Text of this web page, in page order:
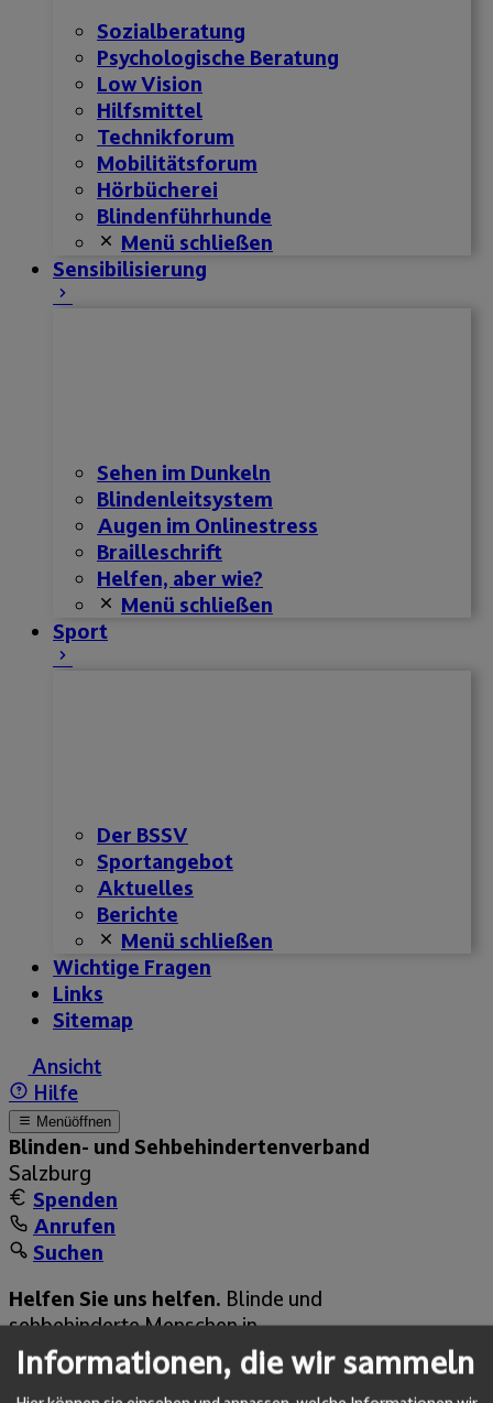
Informationen, die wir sammeln
Sozialberatung
Psychologische Beratung
Low Vision
Hilfsmittel
Technikforum
Mobilitätsforum
Hörbücherei
Blindenführhunde
Menü schließen
Sensibilisierung
Sehen im Dunkeln
Blindenleitsystem
Augen im Onlinestress
Brailleschrift
Helfen, aber wie?
Menü schließen
Sport
Der BSSV
Sportangebot
Aktuelles
Berichte
Menü schließen
Wichtige Fragen
Links
Sitemap
Ansicht
Hilfe
Menüöffnen
Blinden- und Sehbehinderten­­verband
Salzburg
Spenden
Anrufen
Suchen
Helfen Sie uns helfen. Blinde und
sehbehinderte Menschen in
Salzburg sagenDANKE!
Jetzt spenden.